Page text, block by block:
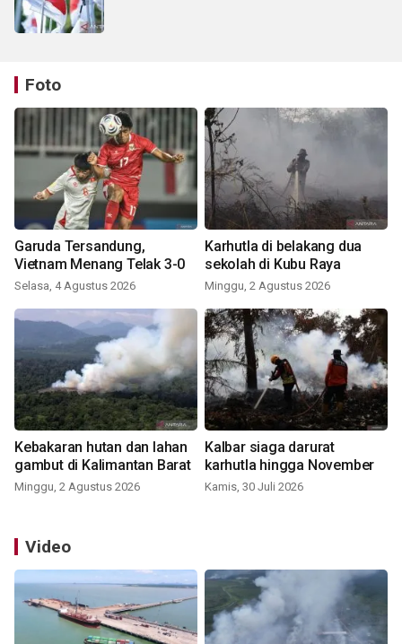
Foto
Garuda Tersandung,
Vietnam Menang Telak 3-0
Selasa, 4 Agustus 2026
Karhutla di belakang dua
sekolah di Kubu Raya
Minggu, 2 Agustus 2026
Kebakaran hutan dan lahan
gambut di Kalimantan Barat
Minggu, 2 Agustus 2026
Kalbar siaga darurat
karhutla hingga November
Kamis, 30 Juli 2026
Video